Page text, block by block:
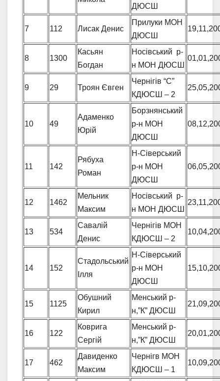
ДЮСШ
7 112 Лисак Денис
Прилуки МОН
ДЮСШ
8 1300
Касьян
Богдан
Носівський р-
н МОН ДЮСШ
9 29 Троян Євген
Чернігів “С”
КДЮСШ – 2
10 49
Адаменко
Юрій
Борзнянський
р-н МОН
ДЮСШ
11 142
Рябуха
Роман
Н-Сіверський
р-н МОН
ДЮСШ
12 1462
Мельник
Максим
Носівський р-
н МОН ДЮСШ
13 534
Савалій
Денис
Чернігів МОН
КДЮСШ – 2
14 152
Стадольський
Ілля
Н-Сіверський
р-н МОН
ДЮСШ
15 1125
Обушний
Кирил
Менський р-
н,”К” ДЮСШ
16 122
Коврига
Сергій
Менський р-
н,”К” ДЮСШ
17 462
Давиденко
Максим
Чернігв МОН
КДЮСШ – 1